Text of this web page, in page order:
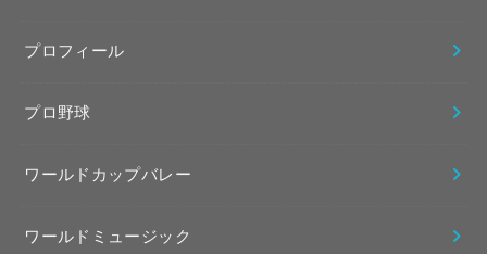
プロフィール
プロ野球
ワールドカップバレー
ワールドミュージック